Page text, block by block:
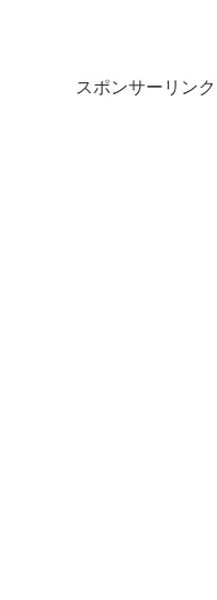
スポンサーリンク